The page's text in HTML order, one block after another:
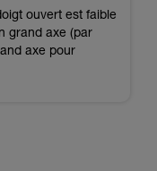
ouvert est faible
grand axe (par
axe pour